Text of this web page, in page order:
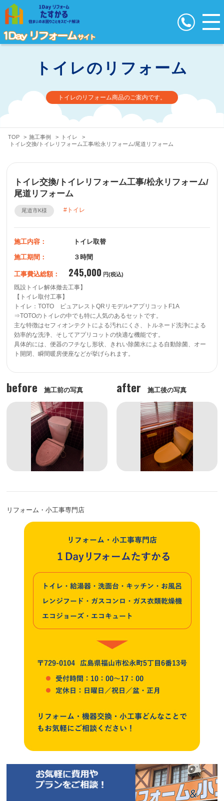
トイレのリフォーム
トイレのリフォーム商品のご案内です。
TOP > 施工事例 > トイレ
>
トイレ交換/トイレリフォーム工事/松永リフォーム/尾道リフォーム
トイレ交換/トイレリフォーム工事/松永リフォーム/
尾道リフォーム
尾道市K様 トイレ
施工内容： トイレ取替
施工期間： ３時間
工事費込総額： 245,000 円(税込)
既設トイレ解体撤去工事】
【トイレ取付工事】
トイレ：TOTO　ピュアレストQRリモデル+アプリコットF1A
⇒TOTOのトイレの中でも特に人気のあるセットです。
主な特徴はセフィオンテクトによる汚れにくさ、トルネード洗浄による
効率的な洗浄、そしてアプリコットの快適な機能です。
具体的には、便器のフチなし形状、きれい除菌水による自動除菌、オー
ト開閉、瞬間暖房便座などが挙げられます。﻿
before 施工前の写真 after 施工後の写真
リフォーム・小工事専門店